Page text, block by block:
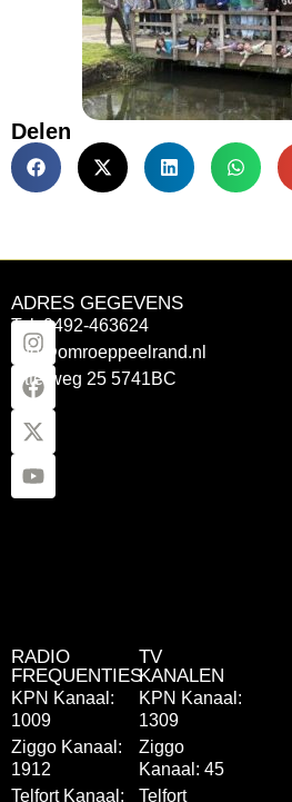
Delen
ADRES GEGEVENS
Tel: 0492-463624
info@omroeppeelrand.nl
Otterweg 25 5741BC
RADIO
FREQUENTIES
KPN Kanaal:
1009
Ziggo Kanaal:
1912
Telfort Kanaal:
TV
KANALEN
KPN Kanaal:
1309
Ziggo
Kanaal: 45
Telfort